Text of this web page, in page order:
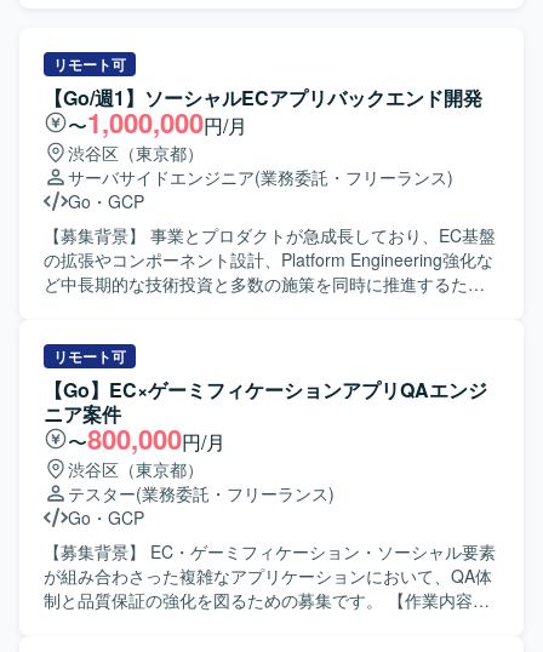
事業数値やKPIに基づいた機能開発、リリース後の効果分析
までを通してプロダクト開発全般に関わっていただきま
す。 【求める人物像】 プロダクトのミッションやバリュー
に共感し、EC体験の可能性に興味をお持ちの方を求めてい
ます。変化の大きい環境の中でも挑戦を楽しみ、ソフトウ
ェアを軸に大きなチャレンジをしたいと考えている方にマ
ッチします。事業や顧客に近い距離で数値やユーザーの声
を捉えながら、主体的に開発をリードしていける方を歓迎
します。 【ポジションの魅力】 少数精鋭のチームにおい
て、自ら設計したモバイルアーキテクチャの上でプロダク
トが動く手触りを持ちながら開発できる環境です。AI活用
を自ら設計し、AI時代のモバイル開発の在り方を実践しな
がら探求していくことができます。EC×ゲーム×ソーシャル
が組み合わさった複雑なドメインで、高度な状態管理やパ
フォーマンス最適化に取り組むことで、エンジニアとして
の技術力を大きく高めていただけます。 【開発環境】
Swift、Kotlin、Goを用いた開発を行い、UIフレームワーク
としてSwiftUIやJetpack Composeを採用しています。
Android Architecture ComponentsやMVVMなどのアーキテ
クチャを活用し、XcodeおよびAndroid Studio上で開発を進
めます。インフラにはGoogle Cloudを用い、gRPCや
Protocol Buffersによる通信、BitriseやGitHub Actions、
Cloud Buildを用いたCI/CDを構築しています。Terraformに
リモート可
【Go/週1】ソーシャルECアプリバックエンド開発
〜1,000,000円/月
渋谷区（東京都）
サーバサイドエンジニア(業務委託・フリーランス)
Go ・ GCP
【募集背景】 事業とプロダクトが急成長しており、EC基盤
の拡張やコンポーネント設計、Platform Engineering強化な
ど中長期的な技術投資と多数の施策を同時に推進するた
Cloudを用いた発見型ソーシャルECアプリのサーバーサイ
ド開発全般を担当していただきます。1チーム4〜7名規模の
職能混合チームの一員として、要件定義、設計、実装、リ
リース、運用まで一気通貫で携わっていただきます。
PdM、デザイナー、モバイルエンジニア、QAと連携しなが
ら新機能の設計から実装・リリースまでをオーナーシップ
を持って推進していただきます。ドメイン分割やコンポー
ネント設計、Platform EngineeringやSRE強化などの技術基
盤の改善にも積極的に関わっていただき、チームの開発生
産性を高める仕組みづくりにも貢献していただきます。
CursorやClaudeなどのAIツールを活用し、設計・実装・レ
リモート可
【Go】EC×ゲーミフィケーションアプリQAエンジ
ニア案件
〜800,000円/月
渋谷区（東京都）
テスター(業務委託・フリーランス)
Go ・ GCP
【募集背景】 EC・ゲーミフィケーション・ソーシャル要素
が組み合わさった複雑なアプリケーションにおいて、QA体
制と品質保証の強化を図るための募集です。 【作業内容】